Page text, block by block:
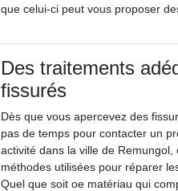
que celui-ci peut vous proposer
Des traitements
fissurés
Dès que vous apercevez des
pas de temps pour contacter un
activité dans la ville de
méthodes utilisées pour réparer
Quel que soit oe matériau qui